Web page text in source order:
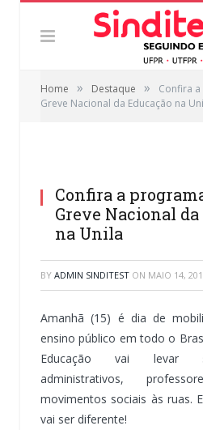
Home » Destaque »
Confira
Greve Nacional da Educação na
Confira a
Greve Nacional da
na Unila
BY ADMIN SINDITEST ON MAIO 14,
Amanhã (15) é dia de
ensino público em todo o
Educação vai levar
administrativos,
movimentos sociais às ruas.
vai ser diferente!